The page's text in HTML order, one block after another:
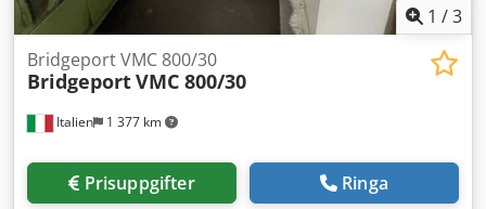
1 /3
Italien 1 377 km
Bridgeport VMC 800/30
BridgeportVMC 800/30
Prisuppgifter Ringa